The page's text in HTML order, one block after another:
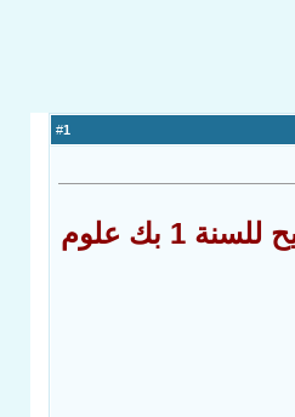
1
يتناول التمرين مراحل الانقسام الخلوي و تطور كمية ADN أثناء الدورة الخلوية مع التصحيح للسنة 1 بك علوم